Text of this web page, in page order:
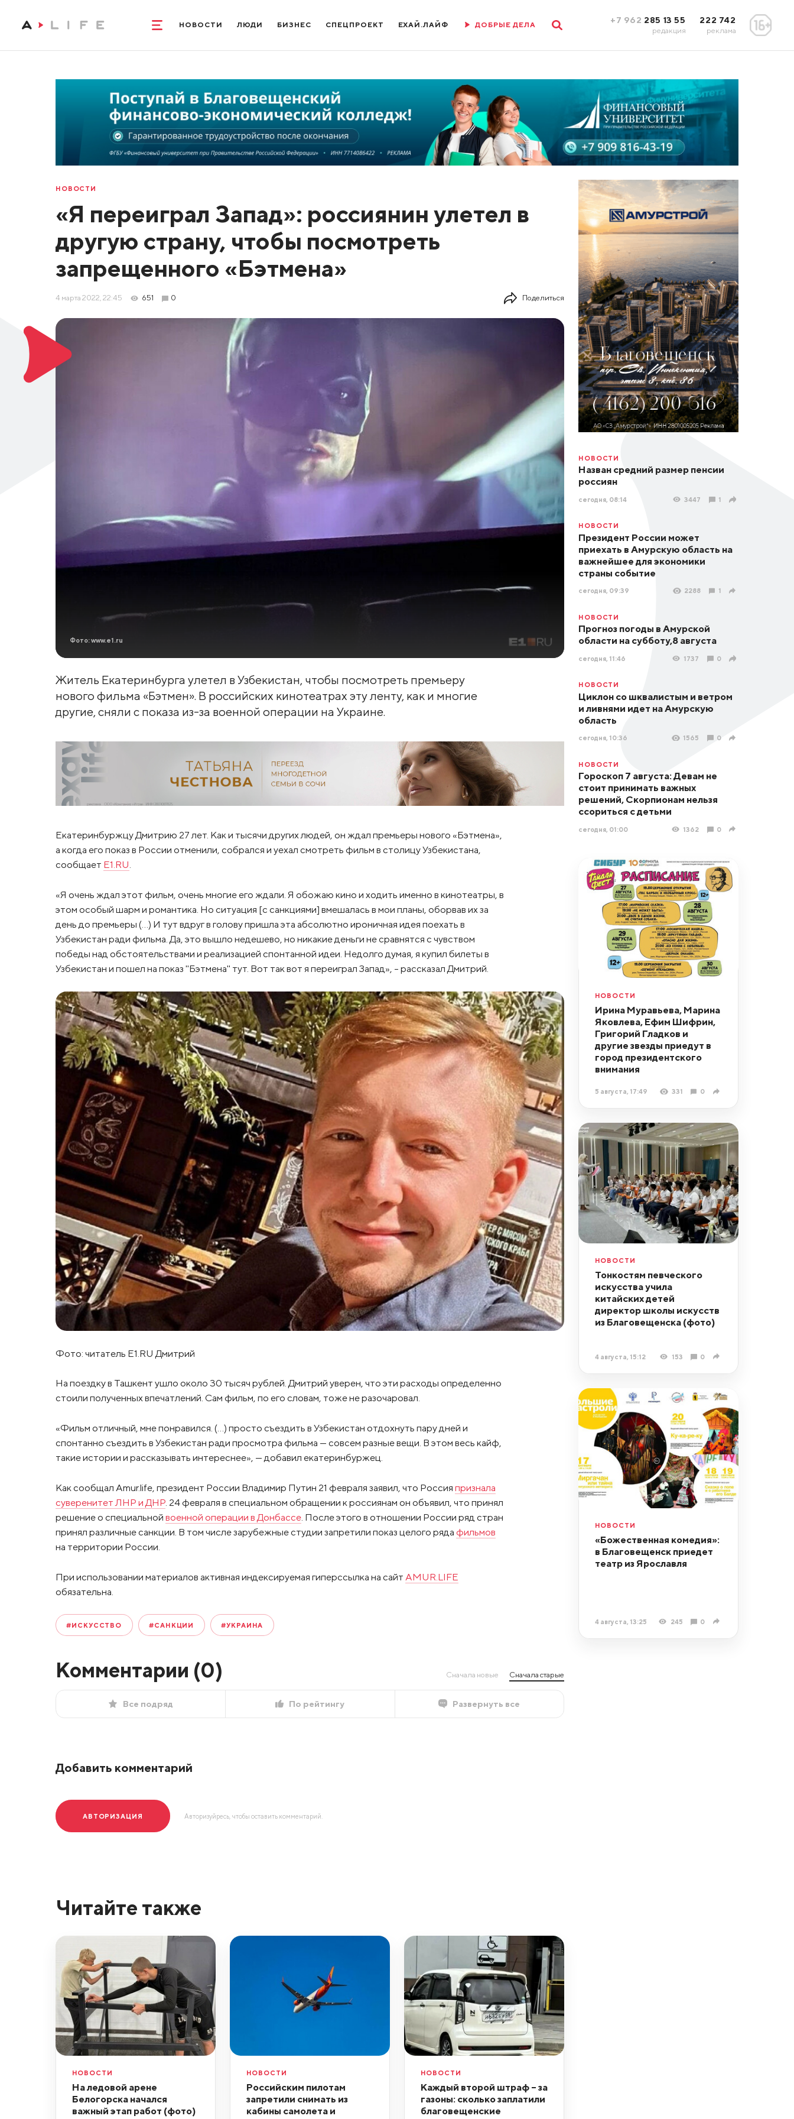
НОВОСТИ ЛЮДИ БИЗНЕС СПЕЦПРОЕКТ ЕХАЙ.ЛАЙФ ДОБРЫЕ ДЕЛА +7 962 285 13 55
редакция
222 742
реклама
НОВОСТИ
«Я переиграл Запад»: россиянин улетел в
другую страну, чтобы посмотреть
запрещенного «Бэтмена»
4 марта 2022, 22:45 651 0 Поделиться
Фото: www.e1.ru
Житель Екатеринбурга улетел в Узбекистан, чтобы посмотреть премьеру
нового фильма «Бэтмен». В российских кинотеатрах эту ленту, как и многие
другие, сняли с показа из-за военной операции на Украине.
Екатеринбуржцу Дмитрию 27 лет. Как и тысячи других людей, он ждал премьеры нового «Бэтмена»,
а когда его показ в России отменили, собрался и уехал смотреть фильм в столицу Узбекистана,
сообщает Е1.RU.
«Я очень ждал этот фильм, очень многие его ждали. Я обожаю кино и ходить именно в кинотеатры, в
этом особый шарм и романтика. Но ситуация [с санкциями] вмешалась в мои планы, оборвав их за
день до премьеры (…) И тут вдруг в голову пришла эта абсолютно ироничная идея поехать в
Узбекистан ради фильма. Да, это вышло недешево, но никакие деньги не сравнятся с чувством
победы над обстоятельствами и реализацией спонтанной идеи. Недолго думая, я купил билеты в
Узбекистан и пошел на показ "Бэтмена" тут. Вот так вот я переиграл Запад», – рассказал Дмитрий.
Фото: читатель E1.RU Дмитрий
На поездку в Ташкент ушло около 30 тысяч рублей. Дмитрий уверен, что эти расходы определенно
стоили полученных впечатлений. Сам фильм, по его словам, тоже не разочаровал.
«Фильм отличный, мне понравился. (…) просто съездить в Узбекистан отдохнуть пару дней и
спонтанно съездить в Узбекистан ради просмотра фильма — совсем разные вещи. В этом весь кайф,
такие истории и рассказывать интереснее», — добавил екатеринбуржец.
Как сообщал Amur.life, президент России Владимир Путин 21 февраля заявил, что Россия признала
суверенитет ЛНР и ДНР. 24 февраля в специальном обращении к россиянам он объявил, что принял
решение о специальной военной операции в Донбассе. После этого в отношении России ряд стран
принял различные санкции. В том числе зарубежные студии запретили показ целого ряда фильмов
на территории России.
При использовании материалов активная индексируемая гиперссылка на сайт AMUR.LIFE
обязательна.
#ИСКУССТВО #САНКЦИИ #УКРАИНА
Комментарии (0) Сначала новые Сначала старые
Все подряд По рейтингу Развернуть все
Добавить комментарий
АВТОРИЗАЦИЯ Авторизуйресь, чтобы оставить комментарий.
НОВОСТИ
Назван средний размер пенсии
россиян
сегодня, 08:14 3447 1
НОВОСТИ
Президент России может
приехать в Амурскую область на
важнейшее для экономики
страны событие
сегодня, 09:39 2288 1
НОВОСТИ
Прогноз погоды в Амурской
области на субботу,8 августа
сегодня, 11:46 1737 0
НОВОСТИ
Циклон со шквалистым и ветром
и ливнями идет на Амурскую
область
сегодня, 10:36 1565 0
НОВОСТИ
Гороскоп 7 августа: Девам не
стоит принимать важных
решений, Скорпионам нельзя
ссориться с детьми
сегодня, 01:00 1362 0
НОВОСТИ
Ирина Муравьева, Марина
Яковлева, Ефим Шифрин,
Григорий Гладков и
другие звезды приедут в
город президентского
внимания
5 августа, 17:49 331 0
НОВОСТИ
Тонкостям певческого
искусства учила
китайских детей
директор школы искусств
из Благовещенска (фото)
4 августа, 15:12 153 0
НОВОСТИ
«Божественная комедия»:
в Благовещенск приедет
театр из Ярославля
4 августа, 13:25 245 0
Читайте также
НОВОСТИ
На ледовой арене
Белогорска начался
важный этап работ (фото)
НОВОСТИ
Российским пилотам
запретили снимать из
кабины самолета и
НОВОСТИ
Каждый второй штраф – за
газоны: сколько заплатили
благовещенские